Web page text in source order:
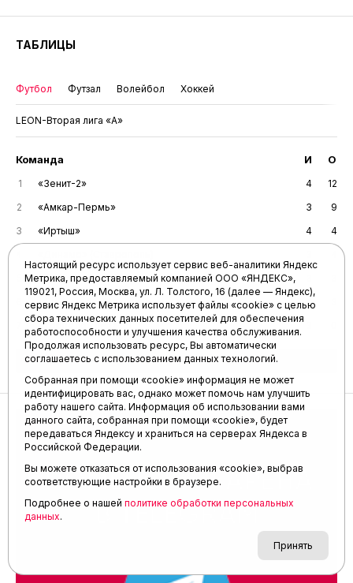
ТАБЛИЦЫ
Футбол Футзал Волейбол Хоккей
LEON-Вторая лига «А»
Команда И О
1 «Зенит-2» 4
12
2
«Амкар-Пермь» 3
9
3
«Иртыш» 4
4
«Тюмень»
«Динамо-2» (Москва) 4
«Торпедо» (Миасс)
Полная версия
Настоящий ресурс использует сервис веб-аналитики Яндекс
Метрика, предоставляемый компанией ООО «ЯНДЕКС»,
119021, Россия, Москва, ул. Л. Толстого, 16 (далее — Яндекс),
сервис Яндекс Метрика использует файлы «cookie» с целью
сбора технических данных посетителей для обеспечения
работоспособности и улучшения качества обслуживания.
Продолжая использовать ресурс, Вы автоматически
соглашаетесь с использованием данных технологий.
Собранная при помощи «cookie» информация не может
идентифицировать вас, однако может помочь нам улучшить
работу нашего сайта. Информация об использовании вами
данного сайта, собранная при помощи «cookie», будет
передаваться Яндексу и храниться на серверах Яндекса в
Российской Федерации.
Вы можете отказаться от использования «cookie», выбрав
соответствующие настройки в браузере.
Подробнее о нашей политике обработки персональных
данных.
Принять